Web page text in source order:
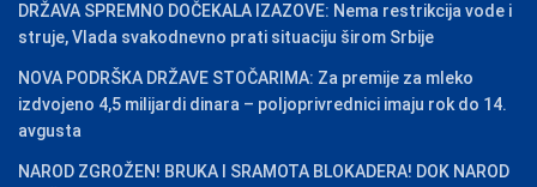
DRŽAVA SPREMNO DOČEKALA IZAZOVE: Nema restrikcija vode i
struje, Vlada svakodnevno prati situaciju širom Srbije
NOVA PODRŠKA DRŽAVE STOČARIMA: Za premije za mleko
izdvojeno 4,5 milijardi dinara – poljoprivrednici imaju rok do 14.
avgusta
NAROD ZGROŽEN! BRUKA I SRAMOTA BLOKADERA! DOK NAROD